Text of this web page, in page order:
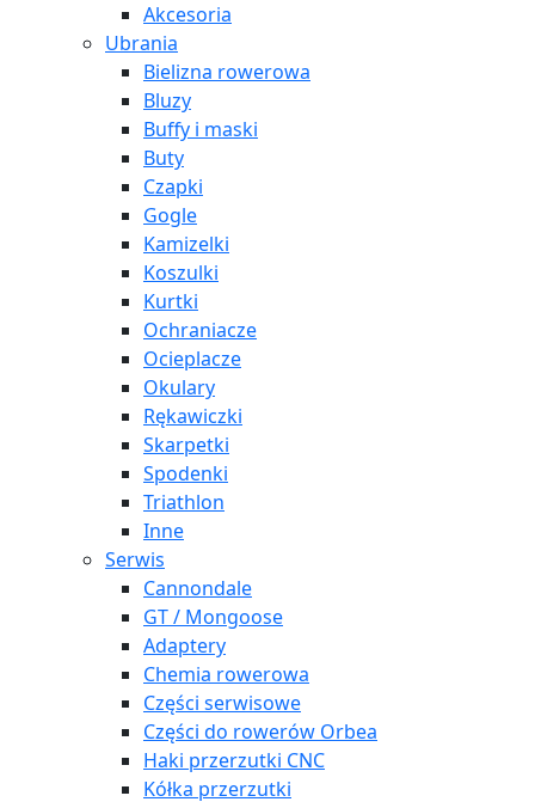
Akcesoria
Ubrania
Bielizna rowerowa
Bluzy
Buffy i maski
Buty
Czapki
Gogle
Kamizelki
Koszulki
Kurtki
Ochraniacze
Ocieplacze
Okulary
Rękawiczki
Skarpetki
Spodenki
Triathlon
Inne
Serwis
Cannondale
GT / Mongoose
Adaptery
Chemia rowerowa
Części serwisowe
Części do rowerów Orbea
Haki przerzutki CNC
Kółka przerzutki